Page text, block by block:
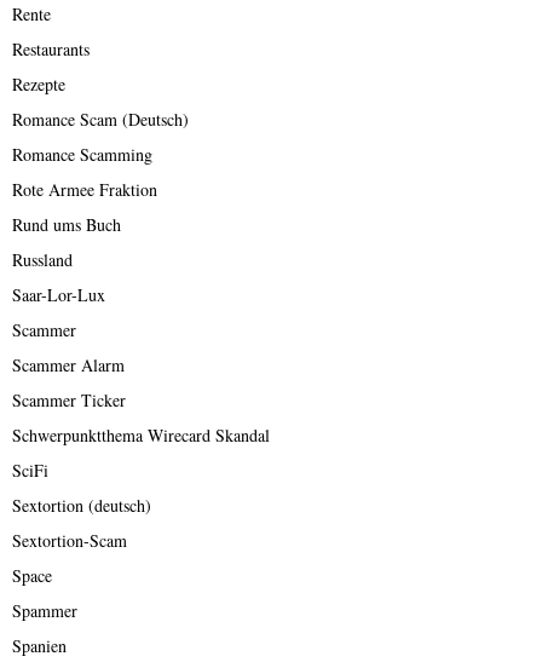
Rente
Restaurants
Rezepte
Romance Scam (Deutsch)
Romance Scamming
Rote Armee Fraktion
Rund ums Buch
Russland
Saar-Lor-Lux
Scammer
Scammer Alarm
Scammer Ticker
Schwerpunktthema Wirecard Skandal
SciFi
Sextortion (deutsch)
Sextortion-Scam
Space
Spammer
Spanien